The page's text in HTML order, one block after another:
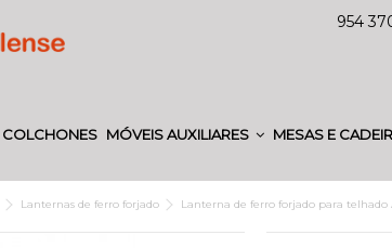
954
COLCHONES MÓVEIS AUXILIARES MESAS E
Lanternas de ferro forjado Lanterna de ferro forjado para telhado